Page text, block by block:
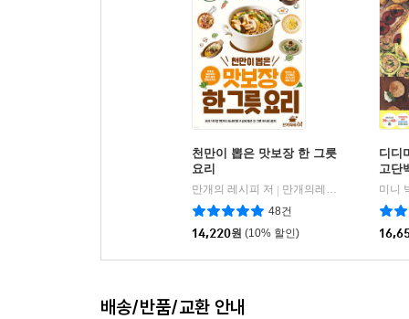
천만이 뽑은 맛보장 한 그릇
요리
만개의 레시피 저
만개의레시피
48건
14,220원 (10% 할인)
디디
고단
트 레
미니
배송/반품/교환 안내